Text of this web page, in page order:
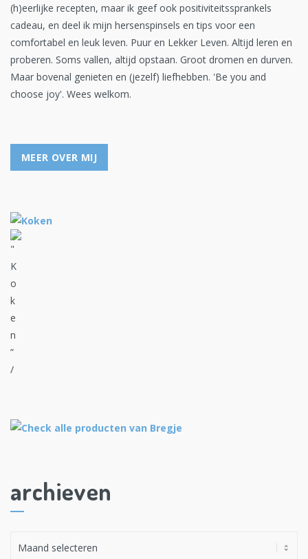
(h)eerlijke recepten, maar ik geef ook positiviteitssprankels
cadeau, en deel ik mijn hersenspinsels en tips voor een
comfortabel en leuk leven. Puur en Lekker Leven. Altijd leren en
proberen. Soms vallen, altijd opstaan. Groot dromen en durven.
Maar bovenal genieten en (jezelf) liefhebben. 'Be you and
choose joy'. Wees welkom.
MEER OVER MIJ
archieven